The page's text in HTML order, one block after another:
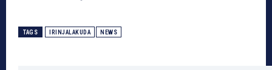
TAGS IRINJALAKUDA NEWS